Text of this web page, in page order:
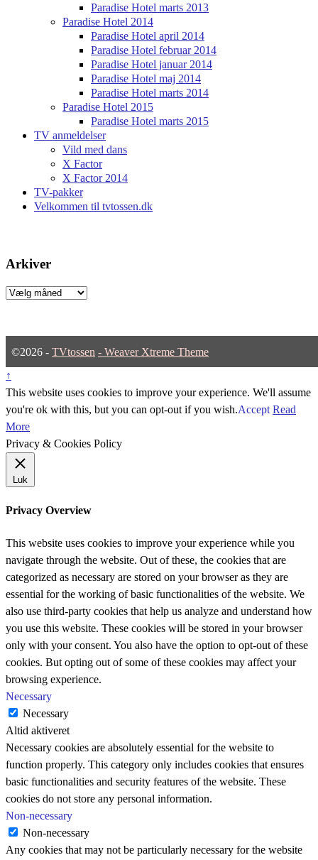
Paradise Hotel marts 2013
Paradise Hotel 2014
Paradise Hotel april 2014
Paradise Hotel februar 2014
Paradise Hotel januar 2014
Paradise Hotel maj 2014
Paradise Hotel marts 2014
Paradise Hotel 2015
Paradise Hotel marts 2015
TV anmeldelser
Vild med dans
X Factor
X Factor 2014
TV-pakker
Velkommen til tvtossen.dk
Arkiver
Arkiver
©2026 - TVtossen - Weaver Xtreme Theme
↑
This website uses cookies to improve your experience. We'll assume
you're ok with this, but you can opt-out if you wish.Accept Read
More
Privacy & Cookies Policy
Luk
Privacy Overview
This website uses cookies to improve your experience while you
navigate through the website. Out of these, the cookies that are
categorized as necessary are stored on your browser as they are
essential for the working of basic functionalities of the website. We
also use third-party cookies that help us analyze and understand how
you use this website. These cookies will be stored in your browser
only with your consent. You also have the option to opt-out of these
cookies. But opting out of some of these cookies may affect your
browsing experience.
Necessary
Necessary
Altid aktiveret
Necessary cookies are absolutely essential for the website to
function properly. This category only includes cookies that ensures
basic functionalities and security features of the website. These
cookies do not store any personal information.
Non-necessary
Non-necessary
Any cookies that may not be particularly necessary for the website